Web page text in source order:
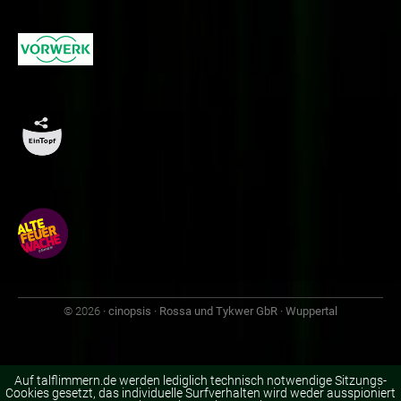
© 2026 · cinopsis · Rossa und Tykwer GbR · Wuppertal
Auf talflimmern.de werden lediglich technisch notwendige Sitzungs-
Cookies gesetzt, das individuelle Surfverhalten wird weder ausspioniert